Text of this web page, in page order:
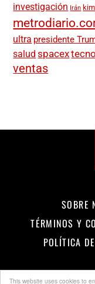
This website uses cookies to
investigación Irán
ultra presidente
salud spacex
ventas
SOBRE
TÉRMINOS Y
POLÍTICA